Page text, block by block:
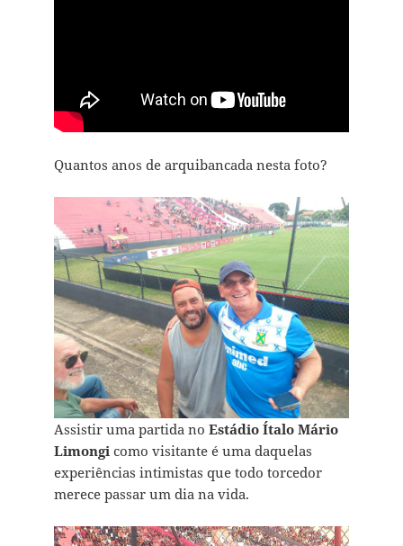
Quantos anos de arquibancada nesta foto?
Assistir uma partida no Estádio Ítalo Mário
Limongicomo visitante é uma daquelas
experiências intimistas que todo torcedor
merece passar um dia na vida.